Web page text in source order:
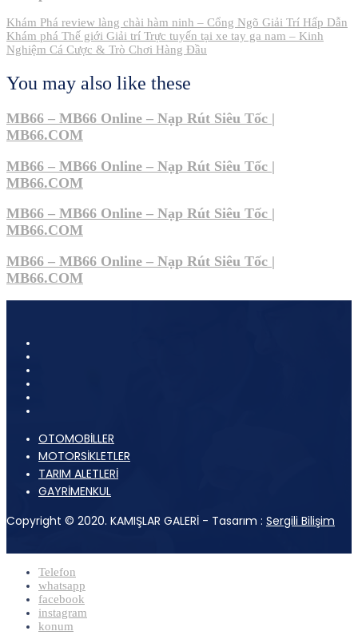
Post
navigation
Khám Phá review làng chài hàm ninh – Cổng Ngõ Giải Trí Hấp Dẫn
Khám phá Thế giới Giải trí Trực tuyến tại xe tay ga nam – Kinh
Nghiệm Cá Cược & Trò Chơi Hàng Đầu
You may also like these
MB66 – MB66 Online – Nạp Rút Siêu Tốc |
MB66.COM
MB66 – MB66 Online – Nạp Rút Siêu Tốc |
MB66.COM
MB66 – MB66 Online – Nạp Rút Siêu Tốc |
MB66.COM
MB66 – MB66 Online – Nạp Rút Siêu Tốc |
MB66.COM
OTOMOBİLLER
MOTORSİKLETLER
TARIM ALETLERİ
GAYRİMENKUL
Copyright © 2020. KAMIŞLAR GALERİ - Tasarım : Sergili Bilişim
Telefon
whatsapp
facebook
instagram
konum